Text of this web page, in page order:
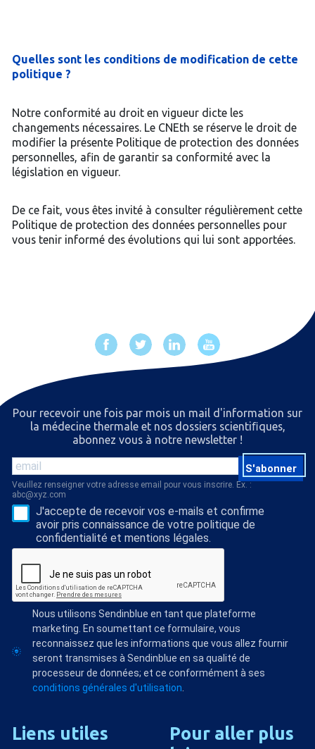
Quelles sont les conditions de modification de cette
politique ?
Notre conformité au droit en vigueur dicte les
changements nécessaires. Le CNEth se réserve le droit de
modifier la présente Politique de protection des données
personnelles, afin de garantir sa conformité avec la
législation en vigueur.
De ce fait, vous êtes invité à consulter régulièrement cette
Politique de protection des données personnelles pour
vous tenir informé des évolutions qui lui sont apportées.
Pour recevoir une fois par mois un mail d'information sur
la médecine thermale et nos dossiers scientiﬁques,
abonnez vous à notre newsletter !
S'abonner
Veuillez renseigner votre adresse email pour vous inscrire. Ex. :
abc@xyz.com
J'accepte de recevoir vos e-mails et confirme
avoir pris connaissance de votre politique de
confidentialité et mentions légales.
Nous utilisons Sendinblue en tant que plateforme
marketing. En soumettant ce formulaire, vous
reconnaissez que les informations que vous allez fournir
seront transmises à Sendinblue en sa qualité de
processeur de données; et ce conformément à ses
conditions générales d'utilisation
Liens utiles Pour aller plus